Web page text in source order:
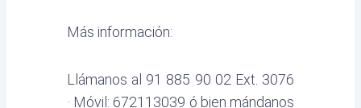
Más información:
Llámanos al 91 885 90 02 Ext. 3076
· Móvil: 672113039 ó bien mándanos